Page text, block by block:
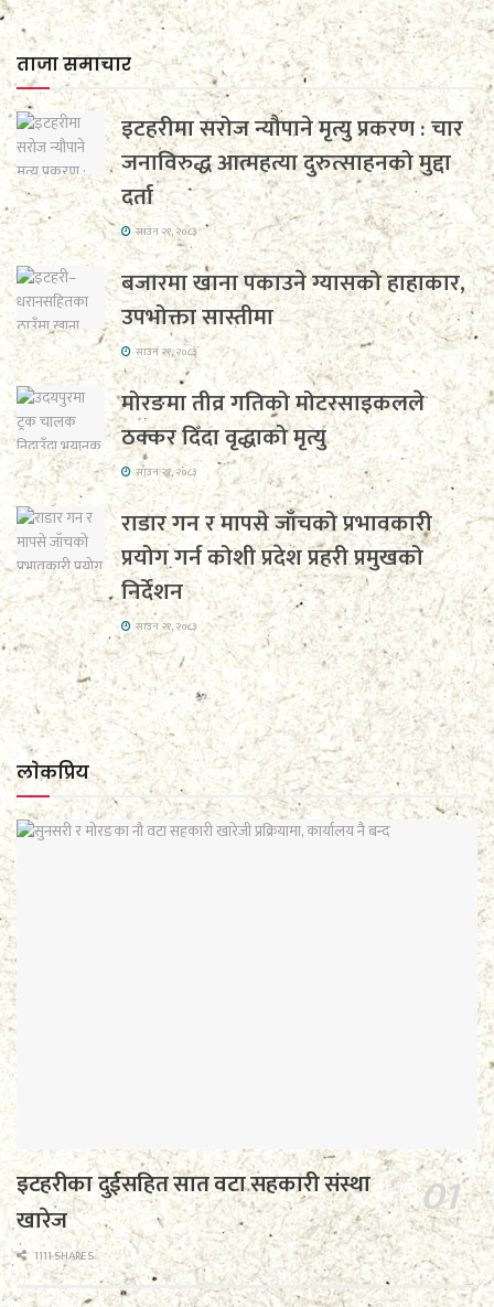
ताजा समाचार
इटहरीमा सरोज न्यौपाने मृत्यु प्रकरण : चार
जनाविरुद्ध आत्महत्या दुरुत्साहनको मुद्दा
दर्ता
साउन २१, २०८३
बजारमा खाना पकाउने ग्यासको हाहाकार,
उपभोक्ता सास्तीमा
साउन २१, २०८३
मोरङमा तीव्र गतिको मोटरसाइकलले
ठक्कर दिँदा वृद्धाको मृत्यु
साउन २१, २०८३
राडार गन र मापसे जाँचको प्रभावकारी
प्रयोग गर्न कोशी प्रदेश प्रहरी प्रमुखको
निर्देशन
साउन २१, २०८३
लाेकप्रिय
इटहरीका दुईसहित सात वटा सहकारी संस्था
खारेज
1111 SHARES